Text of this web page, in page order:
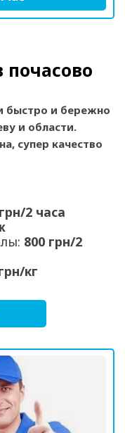
почасово
быстро и бережно
и области.
супер качество
2 часа
800 грн/2
кг